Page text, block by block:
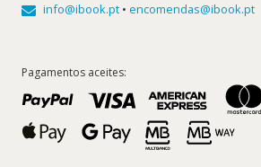
info@ibook.pt • encomendas@ibook.pt
Pagamentos aceites: